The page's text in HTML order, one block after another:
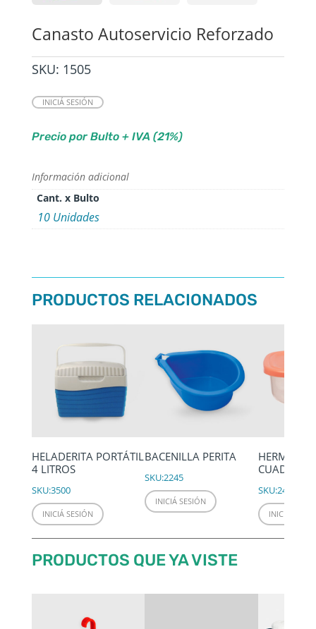
Canasto Autoservicio Reforzado
SKU: 1505
INICIÁ SESIÓN
Precio por Bulto + IVA (21%)
Información adicional
Cant. x Bulto
10 Unidades
PRODUCTOS RELACIONADOS
HELADERITA PORTÁTIL
4 LITROS
SKU:3500
INICIÁ SESIÓN
BACENILLA PERITA
SKU:2245
INICIÁ SESIÓN
SKU:2427
INICIÁ
PRODUCTOS QUE YA VISTE